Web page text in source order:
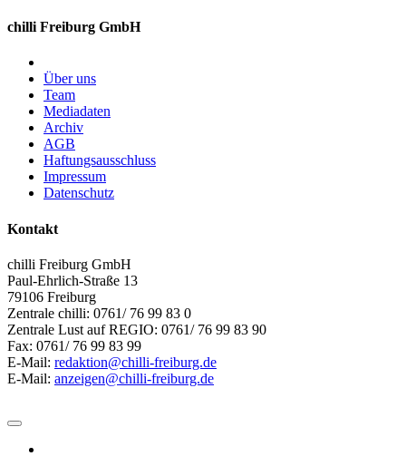
chilli Freiburg GmbH
Über uns
Team
Mediadaten
Archiv
AGB
Haftungsausschluss
Impressum
Datenschutz
Kontakt
chilli Freiburg GmbH
Paul-Ehrlich-Straße 13
79106 Freiburg
Zentrale chilli: 0761/ 76 99 83 0
Zentrale Lust auf REGIO: 0761/ 76 99 83 90
Fax: 0761/ 76 99 83 99
E-Mail: redaktion@chilli-freiburg.de
E-Mail: anzeigen@chilli-freiburg.de